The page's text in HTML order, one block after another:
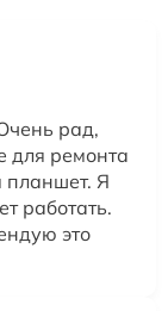
рад,
для ремонта
планшет. Я
работать.
это